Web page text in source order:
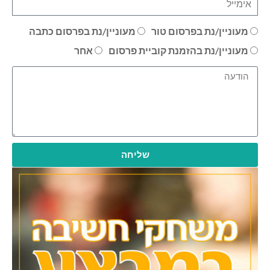
מעוניין/נת בפרסום טור
מעוניין/נת בפרסום כתבה
מעוניין/נת בהזמנת קוביית פרסום
אחר
שליחה